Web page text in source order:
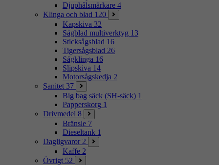
Djuphålsmärkare 4
Klinga och blad 120
Kapskiva 32
Sågblad multiverktyg 13
Sticksågsblad 16
Tigersågsblad 26
Sågklinga 16
Slipskiva 14
Motorsågskedja 2
Sanitet 37
Big bag säck (SH-säck) 1
Papperskorg 1
Drivmedel 8
Bränsle 7
Dieseltank 1
Dagligvaror 2
Kaffe 2
Övrigt 52